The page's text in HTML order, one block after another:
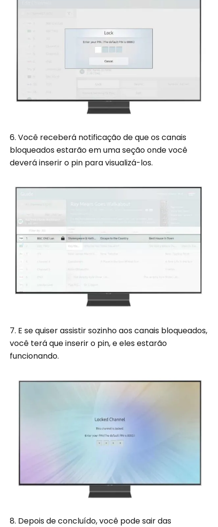
6. Você receberá notificação de que os canais
bloqueados estarão em uma seção onde você
deverá inserir o pin para visualizá-los.
7. E se quiser assistir sozinho aos canais bloqueados,
você terá que inserir o pin, e eles estarão
funcionando.
8. Depois de concluído, você pode sair das